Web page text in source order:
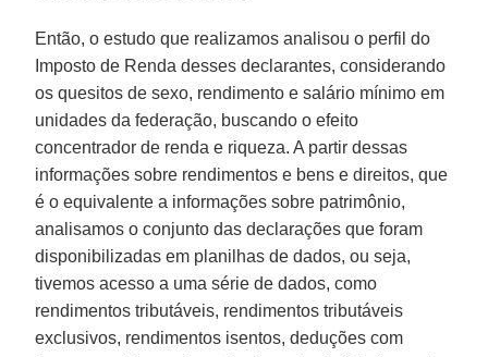
Então, o estudo que realizamos analisou o perfil do
Imposto de Renda desses declarantes, considerando
os quesitos de sexo, rendimento e salário mínimo em
unidades da federação, buscando o efeito
concentrador de renda e riqueza. A partir dessas
informações sobre rendimentos e bens e direitos, que
é o equivalente a informações sobre patrimônio,
analisamos o conjunto das declarações que foram
disponibilizadas em planilhas de dados, ou seja,
tivemos acesso a uma série de dados, como
rendimentos tributáveis, rendimentos tributáveis
exclusivos, rendimentos isentos, deduções com